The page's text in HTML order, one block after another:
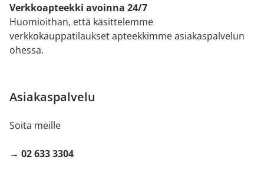
Verkkoapteekki avoinna 24/7
Huomioithan, että käsittelemme
verkkokauppatilaukset apteekkimme asiakaspalvelun
ohessa.
Asiakaspalvelu
Soita meille
→ 02 633 3304